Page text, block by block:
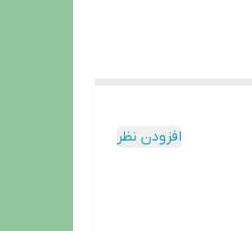
افزودن نظر